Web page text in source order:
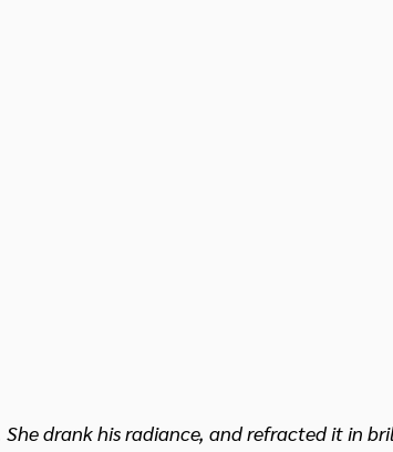
She drank his radiance, and refracted it in